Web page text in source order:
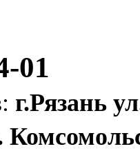
01
г.Рязань